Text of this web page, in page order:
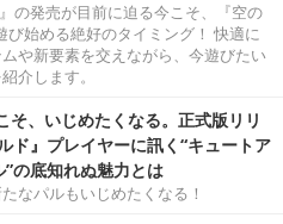
の発売が目前に迫る今こそ、『空の
始める絶好のタイミング！ 快適に
や新要素を交えながら、今遊びたい
介します。
、いじめたくなる。正式版リリ
ド』プレイヤーに訊く“キュートア
の底知れぬ魅力とは
なパルもいじめたくなる！